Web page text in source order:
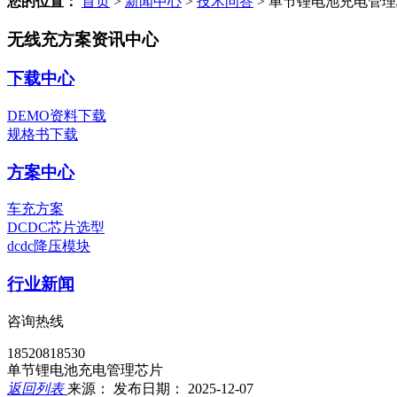
无线充方案资讯中心
下载中心
DEMO资料下载
规格书下载
方案中心
车充方案
DCDC芯片选型
dcdc降压模块
行业新闻
咨询热线
18520818530
单节锂电池充电管理芯片
返回列表来源： 发布日期： 2025-12-07